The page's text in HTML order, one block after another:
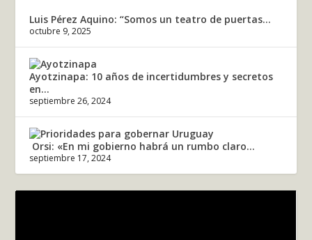
Luis Pérez Aquino: “Somos un teatro de puertas...
octubre 9, 2025
Ayotzinapa: 10 años de incertidumbres y secretos
en...
septiembre 26, 2024
Orsi: «En mi gobierno habrá un rumbo claro...
septiembre 17, 2024